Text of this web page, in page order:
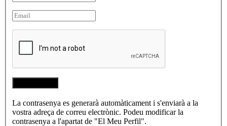
La contrasenya es generarà automàticament i s'enviarà a la
vostra adreça de correu electrònic. Podeu modificar la
contrasenya a l'apartat de "El Meu Perfil".